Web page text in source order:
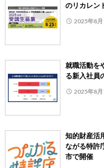
のリカレン
2025年8月
就職活動を
る新入社員
2025年8月
知的財産活
ながる特許
市で開催